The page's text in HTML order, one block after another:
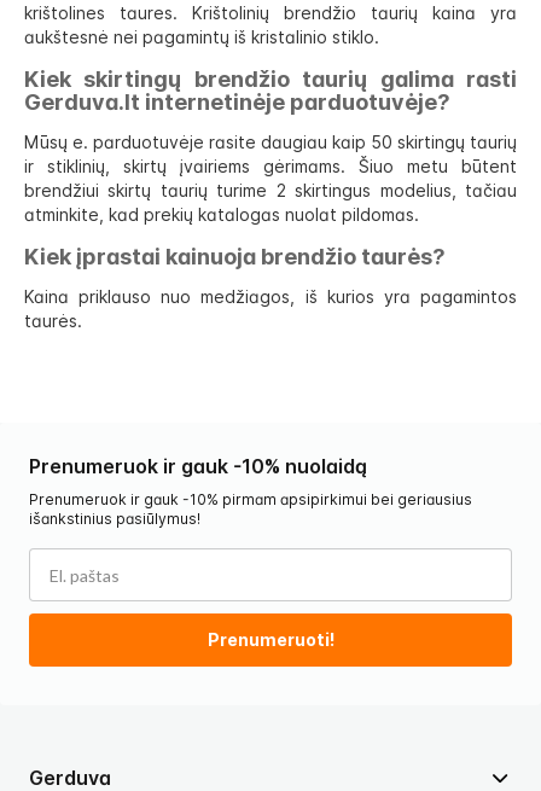
krištolines taures. Krištolinių brendžio taurių kaina yra
aukštesnė nei pagamintų iš kristalinio stiklo.
Kiek skirtingų brendžio taurių galima rasti
Gerduva.lt internetinėje parduotuvėje?
Mūsų e. parduotuvėje rasite daugiau kaip 50 skirtingų taurių
ir stiklinių, skirtų įvairiems gėrimams. Šiuo metu būtent
brendžiui skirtų taurių turime 2 skirtingus modelius, tačiau
atminkite, kad prekių katalogas nuolat pildomas.
Kiek įprastai kainuoja brendžio taurės?
Kaina priklauso nuo medžiagos, iš kurios yra pagamintos
taurės.
Gerduva
Prenumeruok ir gauk -10% nuolaidą
Prenumeruok ir gauk -10% pirmam apsipirkimui bei geriausius
išankstinius pasiūlymus!
Prenumeruoti!